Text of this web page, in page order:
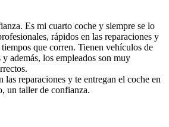
Es mi cuarto coche y siempre se lo
rápidos en las reparaciones y
que corren. Tienen vehículos de
además, los empleados son muy
las reparaciones y te entregan el coche en
un taller de confianza.